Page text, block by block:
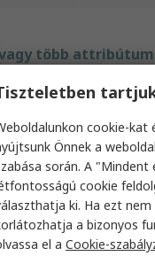
több
Attribútum
Márka
Terméktípus
Altípus
Fej típusa
cookie-kat
Önnek a
során. A
cookie
ki. Ha ezt
a bizonyos
el a Cookie-